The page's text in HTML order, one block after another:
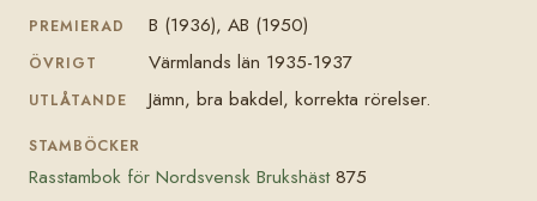
PREMIERAD B (1936), AB (1950)
ÖVRIGT Värmlands län 1935-1937
UTLÅTANDE Jämn, bra bakdel, korrekta rörelser.
STAMBÖCKER
Rasstambok för Nordsvensk Brukshäst875